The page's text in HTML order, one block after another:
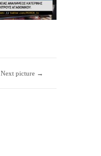
Next picture →